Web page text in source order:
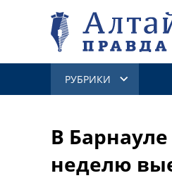
РУБРИКИ
В
неделю